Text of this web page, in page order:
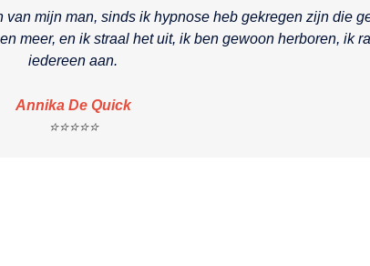
mijn man, sinds ik hypnose heb gekregen zijn die
meer, en ik straal het uit, ik ben gewoon herboren, ik
iedereen aan.
Annika De Quick
⭐⭐⭐⭐⭐